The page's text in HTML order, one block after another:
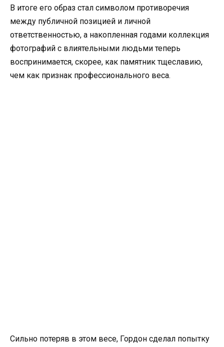
В итоге его образ стал символом противоречия
между публичной позицией и личной
ответственностью, а накопленная годами коллекция
фотографий с влиятельными людьми теперь
воспринимается, скорее, как памятник тщеславию,
чем как признак профессионального веса.
Сильно потеряв в этом весе, Гордон сделал попытку